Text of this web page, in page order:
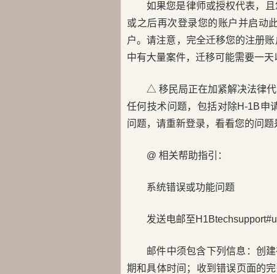
如果您是律师或授权代表，
或之后再次登录您的账户并启动
户。请注意，完全迁移您的注册
中有大量案件，迁移可能需要一天
△ 移民局正在加紧解决法律
任何技术问题，包括对除H-1B申
问题，请重新登录，看看您的问
@ 相关帮助指引：
系统错误或功能问题
发送电邮至
邮件中须包含下列信息：创
期和具体时间；收到错误页面的